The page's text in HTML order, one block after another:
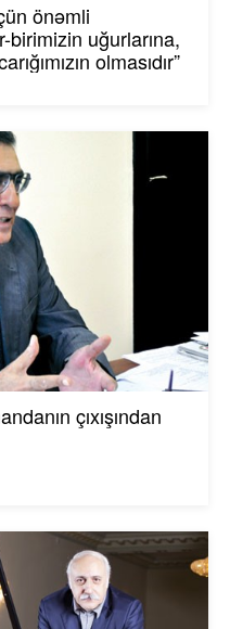
önəmli
uğurlarına,
olmasıdır”
çıxışından